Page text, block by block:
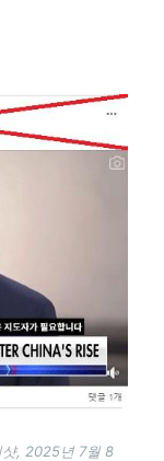
샷, 2025년 7월 8